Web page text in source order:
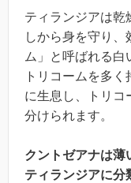
ティランジアは乾
しから身を守り
ム」と呼ばれる
トリコームを多
に生息し、トリコ
分けられます。
クントゼアナは薄
ティランジアに分